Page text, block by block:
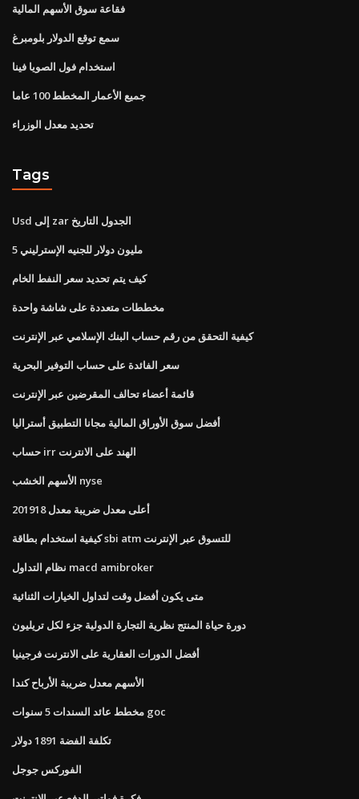
فقاعة سوق الأسهم المالية
سمع توقع الدولار بلومبرغ
استخدام فول الصويا فينا
جميع الأعمار المخطط 100 عاما
تحديد معدل الوزراء
Tags
Usd إلى zar الجدول التاريخ
5 مليون دولار للجنيه الإسترليني
كيف يتم تحديد سعر النفط الخام
مخططات متعددة على شاشة واحدة
كيفية التحقق من رقم حساب البنك الإسلامي عبر الإنترنت
سعر الفائدة على حساب التوفير البحرية
قائمة أعضاء تحالف المقرضين عبر الإنترنت
أفضل سوق الأوراق المالية مجانا التطبيق أستراليا
حساب irr الهند على الانترنت
الأسهم الخشب nyse
أعلى معدل ضريبة معدل 201918
كيفية استخدام بطاقة sbi atm للتسوق عبر الإنترنت
نظام التداول macd amibroker
متى يكون أفضل وقت لتداول الخيارات الثنائية
دورة حياة المنتج نظرية التجارة الدولية جزء لكل تريليون
أفضل الدورات العقارية على الانترنت فرجينيا
الأسهم معدل ضريبة الأرباح كندا
مخطط عائد السندات 5 سنوات goc
تكلفة الفضة 1891 دولار
الفوركس جوجل